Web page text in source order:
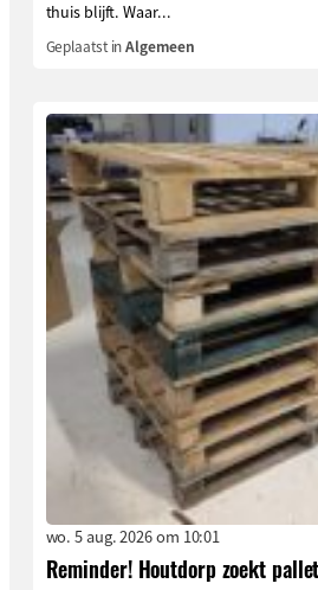
thuis blijft. Waar...
Geplaatst inAlgemeen
wo. 5 aug. 2026 om 10:01
Reminder! Houtdorp zoekt